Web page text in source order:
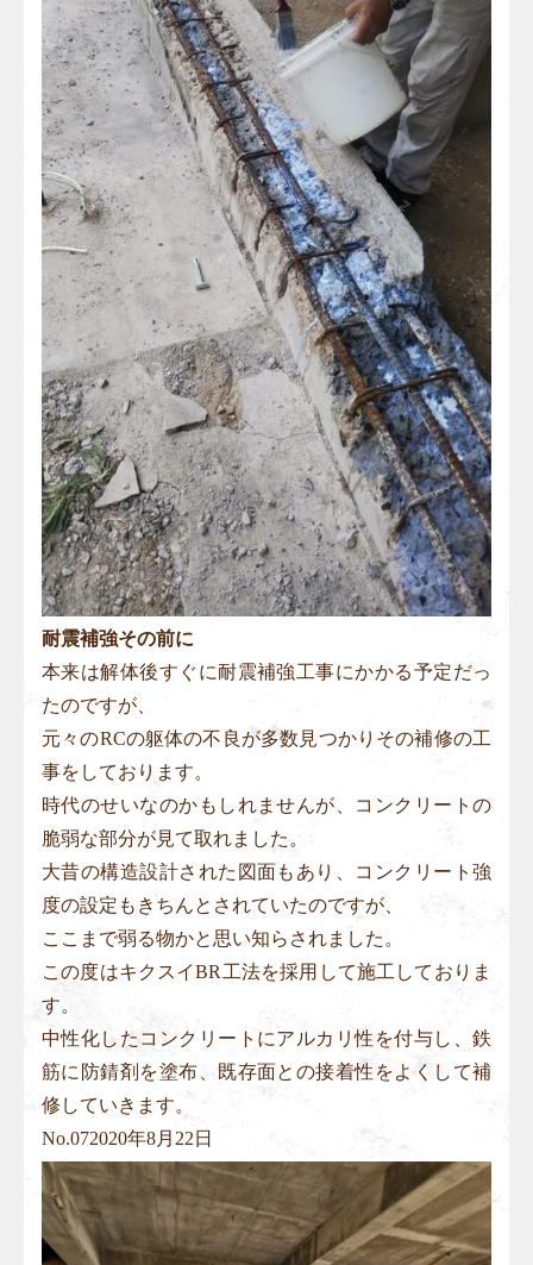
耐震補強その前に
本来は解体後すぐに耐震補強工事にかかる予定だっ
たのですが、
元々のRCの躯体の不良が多数見つかりその補修の工
事をしております。
時代のせいなのかもしれませんが、コンクリートの
脆弱な部分が見て取れました。
大昔の構造設計された図面もあり、コンクリート強
度の設定もきちんとされていたのですが、
ここまで弱る物かと思い知らされました。
この度はキクスイBR工法を採用して施工しておりま
す。
中性化したコンクリートにアルカリ性を付与し、鉄
筋に防錆剤を塗布、既存面との接着性をよくして補
修していきます。
No.072020年8月22日